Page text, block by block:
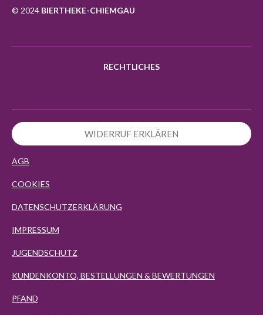
k
a
m
p
© 2024 BIERTHEKE-CHIEMGAU
RECHTLICHES
WIDERRUF ERKLÄREN
AGB
COOKIES
DATENSCHUTZERKLÄRUNG
IMPRESSUM
JUGENDSCHUTZ
KUNDENKONTO, BESTELLUNGEN & BEWERTUNGEN
PFAND